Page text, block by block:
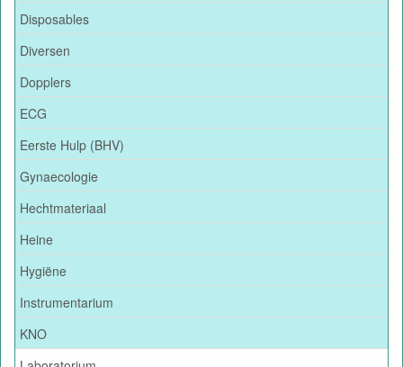
Disposables
Diversen
Dopplers
ECG
Eerste Hulp (BHV)
Gynaecologie
Hechtmateriaal
Heine
Hygiëne
Instrumentarium
KNO